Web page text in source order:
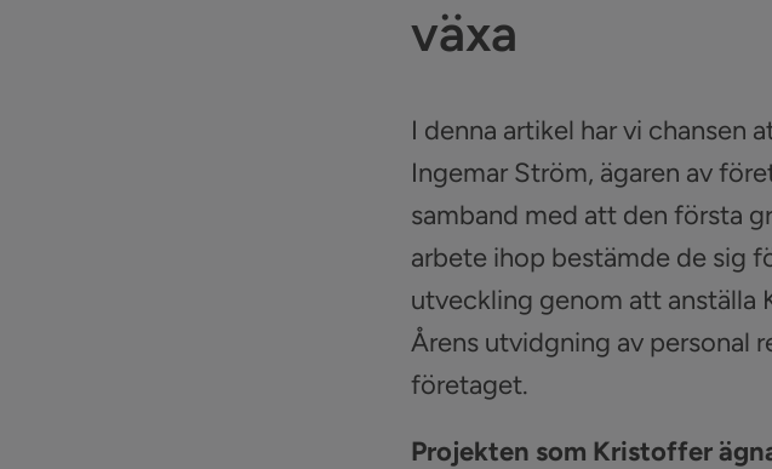
växa
I denna artikel har vi chansen
Ingemar Ström, ägaren av
samband med att den första
arbete ihop bestämde de sig
utveckling genom att anställa
Årens utvidgning av personal
företaget.
Projekten som Kristoffer